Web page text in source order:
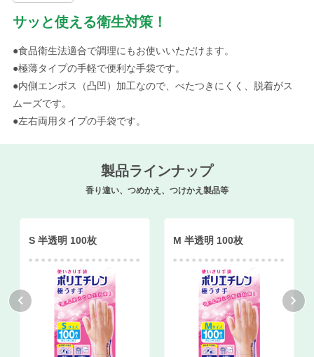
サッと使える衛生対策！
●食品衛生法適合で調理にもお使いいただけます。
●極薄タイプの手軽で便利な手袋です。
●内側エンボス（凸凹）加工なので、べたつきにくく、脱着がス
ムーズです。
●左右両用タイプの手袋です。
製品ラインナップ
香り違い、つめかえ、つけかえ製品等
S 半透明 100枚 M 半透明 100枚